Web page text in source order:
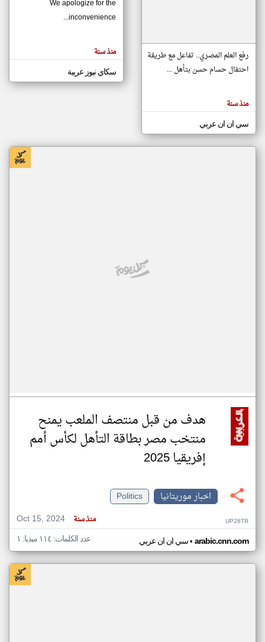
مصادر الأخبار من موريتانيا
اخبار موريتانيا على مدار الساعة
أهم اخبار موريتانيا العاجلة والمباشرة
المقالات
الموجوده
هنا عن
رفع العلم المصري.. تفاعل مع طريقة
احتفال حسام حسن بتأهل ...
منذ سنة
سي ان ان عربي
We apologize for the
inconvenience...
منذ سنة
سكاي نيوز عربية
هدف من قبل منتصف الملعب يمنح
منتخب مصر بطاقة التأهل لكأس أمم
إفريقيا 2025
اخبار موريتانيا
Politics
Oct 15, 2024
منذ سنة UP28TR
سي ان ان عربي• arabic.cnn.com عدد الكلمات: ١١٤ ميديا: ١
klyoum.com